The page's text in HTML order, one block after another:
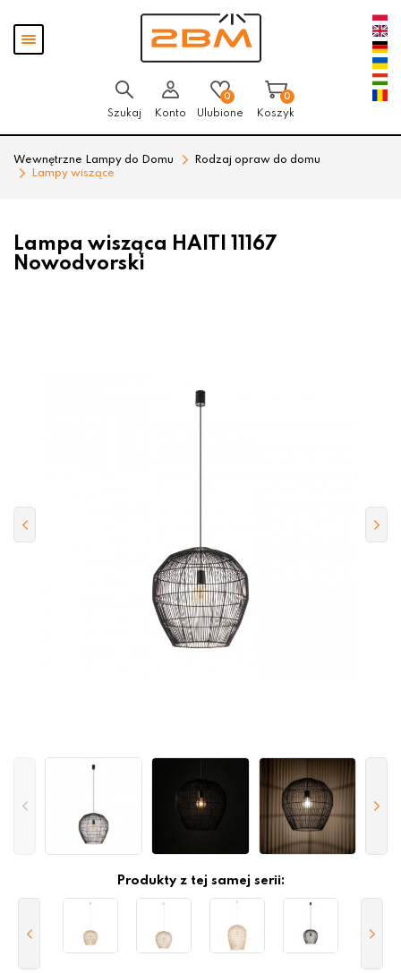
Pokaż
menu
Szukaj Konto
0
Ulubione
0
Koszyk
Wewnętrzne Lampy do Domu
Rodzaj opraw do domu
Lampy wiszące
Lampa wisząca HAITI 11167
Nowodvorski
Produkty z tej samej serii: